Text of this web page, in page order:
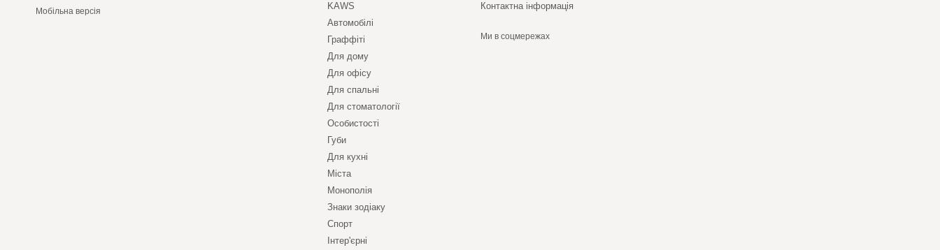
Мобільна версія
KAWS
Автомобілі
Граффіті
Для дому
Для офісу
Для спальні
Для стоматології
Особистості
Губи
Для кухні
Міста
Монополія
Знаки зодіаку
Спорт
Інтер'єрні
Контактна інформація
Ми в соцмережах